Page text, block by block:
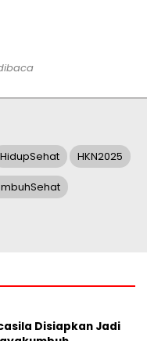
HidupSehat HKN2025
Disiapkan Jadi